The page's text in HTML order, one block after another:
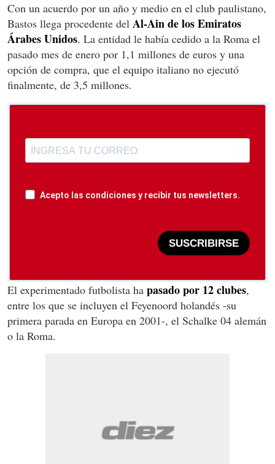
Con un acuerdo por un año y medio en el club paulistano,
Bastos llega procedente del Al-Ain de los Emiratos
Árabes Unidos. La entidad le había cedido a la Roma el
pasado mes de enero por 1,1 millones de euros y una
opción de compra, que el equipo italiano no ejecutó
finalmente, de 3,5 millones.
Acepto las condiciones y recibir tus newsletters.
SUSCRIBIRSE
El experimentado futbolista ha pasado por 12 clubes,
entre los que se incluyen el Feyenoord holandés -su
primera parada en Europa en 2001-, el Schalke 04 alemán
o la Roma.